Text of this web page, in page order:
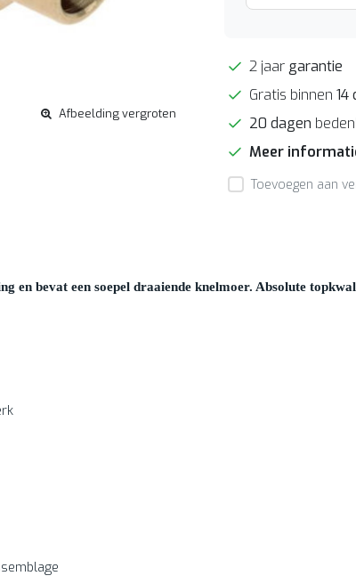
Afbeelding vergroten
2 jaar garantie
Gratis binnen 14
20 dagen
Meer
Toevoegen aan
en bevat een soepel draaiende knelmoer. Absolute